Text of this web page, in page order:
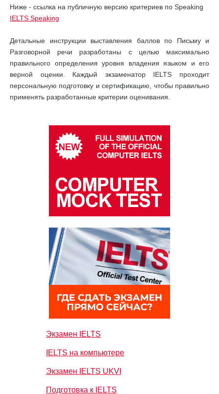
Ниже - ссылка на публичную версию критериев по Speaking
IELTS Speaking
Детальные инструкции выставления баллов по Письму и
Разговорной речи разработаны с целью максимально
правильного определения уровня владения языком и его
верной оценки. Каждый экзаменатор IELTS проходит
персональную подготовку и сертификацию, чтобы правильно
применять разработанные критерии оценивания.
Экзамен IELTS
IELTS на компьютере
Экзамен IELTS UKVI
Подготовка к IELTS